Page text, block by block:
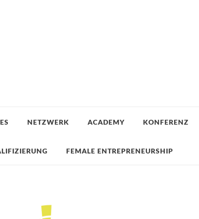
NETZWERK ACADEMY KONFERENZ
FEMALE ENTREPRENEURSHIP